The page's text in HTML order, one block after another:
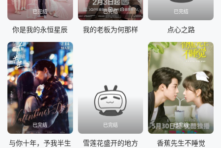
已完结
你是我的永恒星辰
已完结
我的老板为何那样
已完结
点心之路
已完结
与你十年，予我半生
已完结
雪莲花盛开的地方
已完结
香蕉先生不睡觉